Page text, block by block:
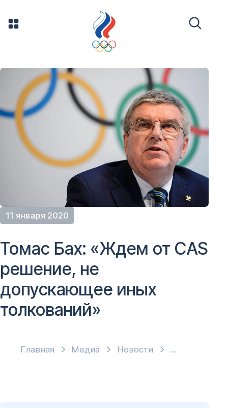
11 января 2020
Главная Медиа Новости
Томас Бах: «Ждем от CAS
решение, не
допускающее иных
толкований»